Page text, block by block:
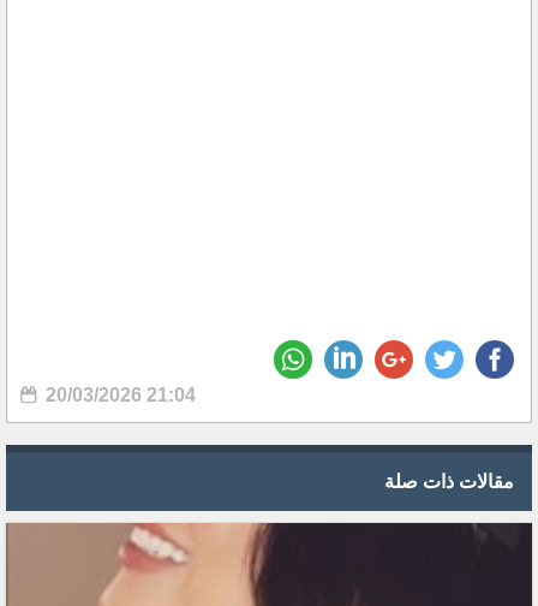
20/03/2026 21:04
مقالات ذات صلة